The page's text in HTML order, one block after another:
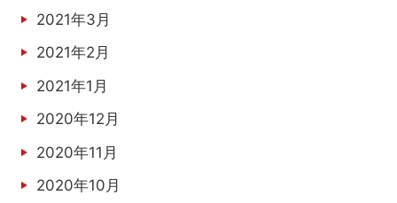
2021年3月
2021年2月
2021年1月
2020年12月
2020年11月
2020年10月